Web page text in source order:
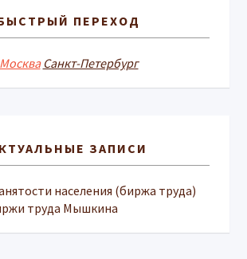
ПЕРЕХОД
Москва Санкт-Петербург
ЗАПИСИ
населения (биржа труда)
труда Мышкина